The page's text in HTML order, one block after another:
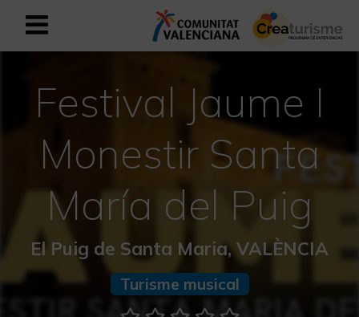
Valencià
Mediterrani Actiu i Esportiu
Mediterrani Cultural
Mediterrani Rural i Natural
Experiències a la tardor
Festival Jaume I
Monestir Santa
María del Puig
El Puig de Santa Maria, VALÈNCIA
Turisme musical